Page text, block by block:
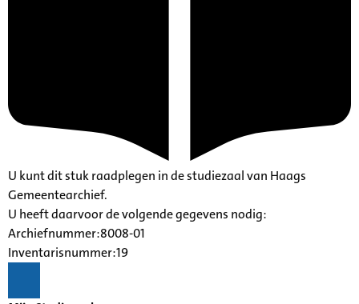
U kunt dit stuk raadplegen in de studiezaal van Haags
Gemeentearchief.
U heeft daarvoor de volgende gegevens nodig:
Archiefnummer:8008-01
Inventarisnummer:19